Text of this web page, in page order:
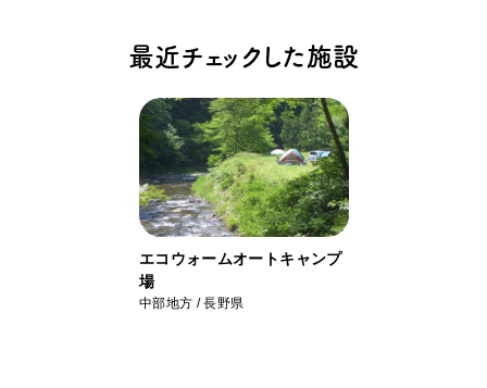
最近チェックした施設
エコウォームオートキャンプ
場
中部地方 / 長野県